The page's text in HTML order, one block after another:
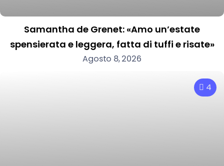
Samantha de Grenet: «Amo un’estate
spensierata e leggera, fatta di tuffi e risate»
Agosto 8, 2026
4